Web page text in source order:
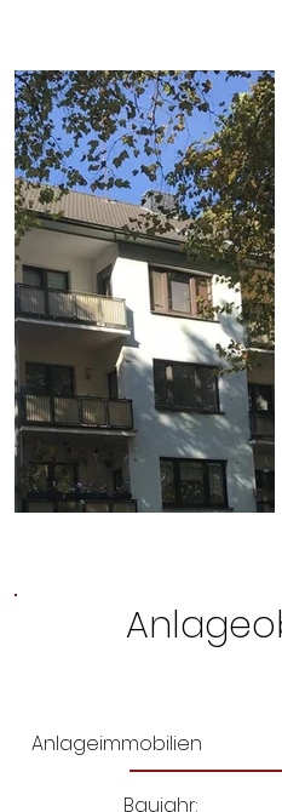
Anlageimmobilien
Baujahr: